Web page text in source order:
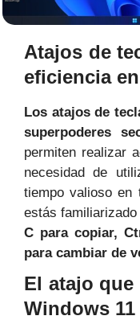
Atajos de
eficiencia
Los atajos de
superpoderes
permiten realizar
necesidad de
tiempo valioso en
estás
C para copiar,
para cambiar de
El atajo
Windows 11